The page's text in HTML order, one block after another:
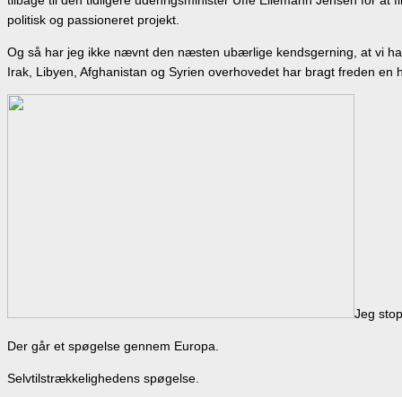
politisk og passioneret projekt.
Og så har jeg ikke nævnt den næsten ubærlige kendsgerning, at vi
Irak, Libyen, Afghanistan og Syrien overhovedet har bragt freden en
Jeg
Der går et spøgelse gennem Europa.
Selvtilstrækkelighedens spøgelse.